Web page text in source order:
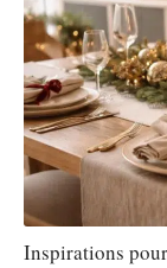
Inspirations